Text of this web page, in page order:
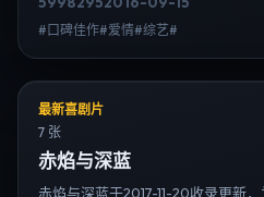
索日韩电视剧、韩剧全集、日剧高清
#口碑佳作#爱情#综艺#
最新喜剧片
7 张
赤焰与深蓝
赤焰与深蓝于2017-11-20收录更新